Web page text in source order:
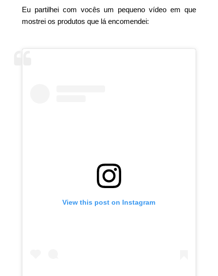
Eu partilhei com vocês um pequeno vídeo em que
mostrei os produtos que lá encomendei:
View this post on Instagram